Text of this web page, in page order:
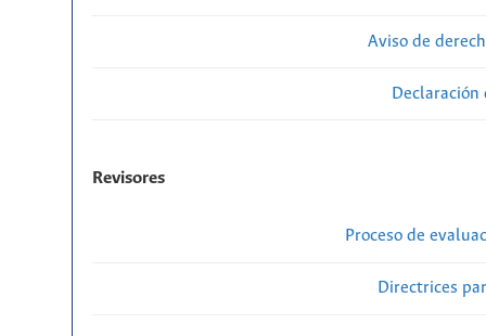
Aviso de
Revisores
Proceso de
Directrices